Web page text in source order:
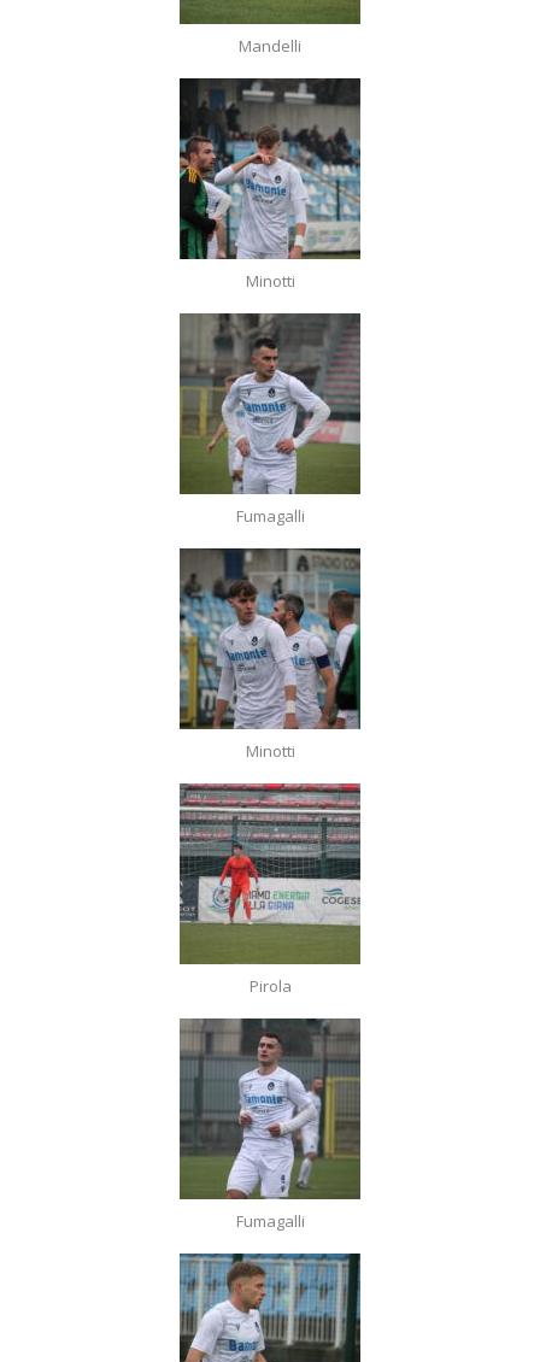
Mandelli
Minotti
Fumagalli
Minotti
Pirola
Fumagalli